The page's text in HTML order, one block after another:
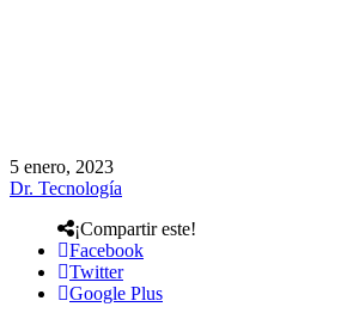
5 enero, 2023
Dr. Tecnología
¡Compartir este!
Facebook
Twitter
Google Plus